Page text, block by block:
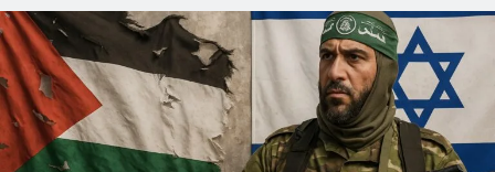
non
dimenticare:
strage
del
7